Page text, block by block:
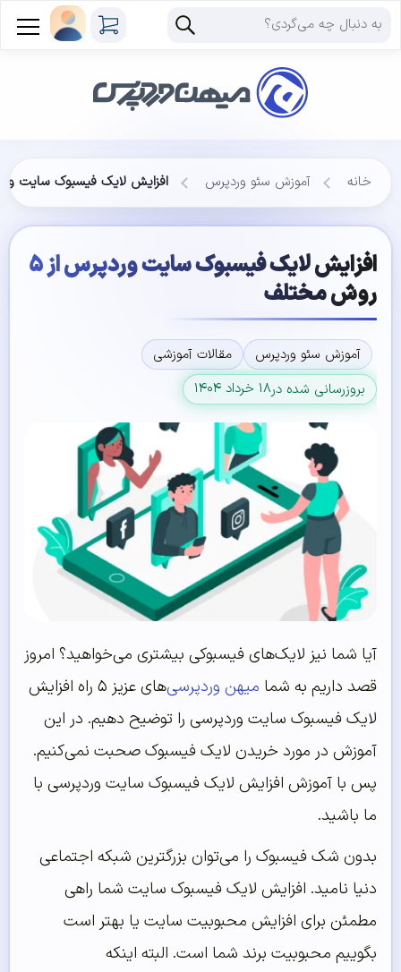
خانه آموزش سئو وردپرس افزایش لایک فیسبوک سایت وردپرس از
افزایش لایک فیسبوک سایت وردپرس از ۵
روش مختلف
آموزش سئو وردپرس
مقالات آموزشی
بروزرسانی شده در۱۸ خرداد ۱۴۰۴
آیا شما نیز لایک‌های فیسبوکی بیشتری می‌خواهید؟ امروز
قصد داریم به شما میهن وردپرسی‌
های عزیز ۵ راه افزایش
لایک فیسبوک سایت وردپرسی را توضیح دهیم. در این
آموزش در مورد خریدن لایک فیسبوک صحبت نمی‌کنیم.
پس با آموزش افزایش لایک فیسبوک سایت وردپرسی با
ما باشید.
بدون شک فیسبوک را می‌توان بزرگترین شبکه اجتماعی
دنیا نامید. افزایش لایک فیسبوک سایت شما راهی
مطمئن برای افزایش محبوبیت سایت یا بهتر است
بگوییم محبوبیت برند شما است. البته اینکه